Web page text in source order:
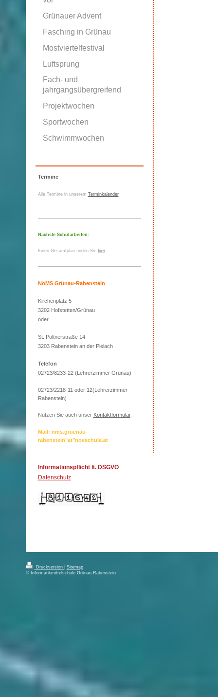
Grünauer Advent
Fasching in Grünau
Mostviertelfestival
Luftsprung
Fach- und
jahrgangsübergreifend
Projektwochen
Sportwochen
Schwimmwochen
Termine
Alle Termine in unserem Terminkalender
Nächste Schularbeiten:
Einen Gesamtplan finden Sie hier
NöMS Grünau-Rabenstein
Kirchenplatz 5
3202 Hofstetten/Grünau
oder
St. Pöltnerstraße 14
3203 Rabenstein an der Pielach
Telefon
02723/8233-22 (Lehrerzimmer Grünau)
02723/2218-11 oder 12(Lehrerzimmer
Rabenstein)
Nutzen Sie auch unser Kontaktformular.
Mail: nms.gruenau-
rabenstein"at"noeschule.at
Informationspflicht lt. DSGVO
Datenschutz
Druckversion
Sitemap
© Informatikmittelschule Grünau-Rabenstein